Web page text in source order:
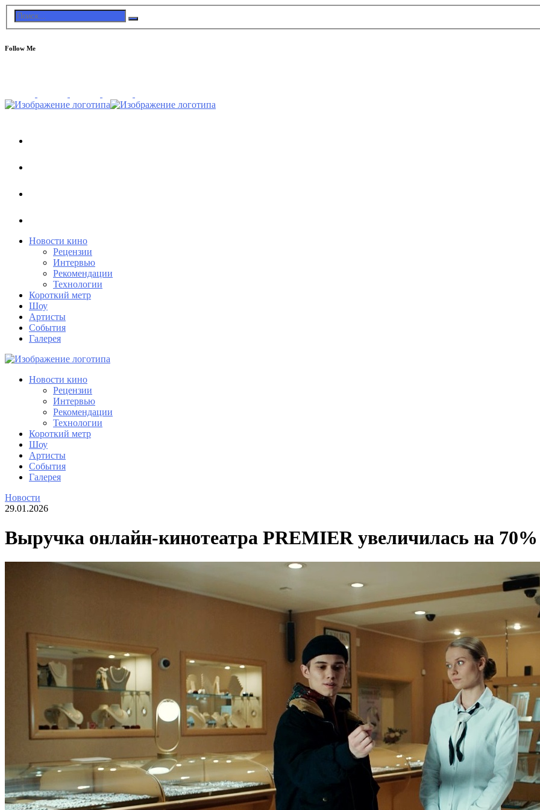
Follow Me
Новости кино
Рецензии
Интервью
Рекомендации
Технологии
Короткий метр
Шоу
Артисты
События
Галерея
Новости кино
Рецензии
Интервью
Рекомендации
Технологии
Короткий метр
Шоу
Артисты
События
Галерея
Новости
29.01.2026
Выручка онлайн-кинотеатра PREMIER увеличилась на 70%